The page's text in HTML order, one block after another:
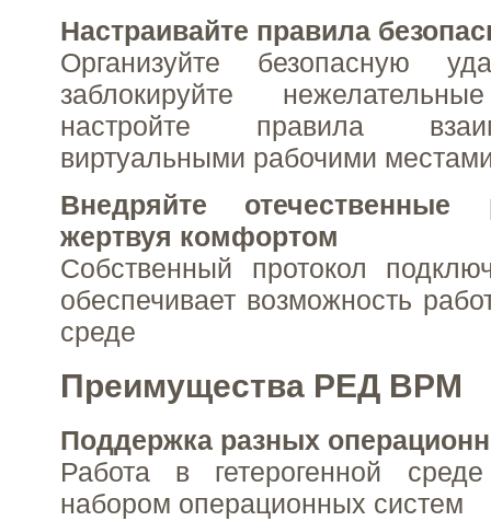
Настраивайте правила
Организуйте безопасную
заблокируйте
настройте правила
виртуальными рабочими
Внедряйте отечественные
жертвуя комфортом
Собственный протокол
обеспечивает возможность
среде
Преимущества РЕД ВРМ
Поддержка разных
Работа в гетерогенной
набором операционных систем